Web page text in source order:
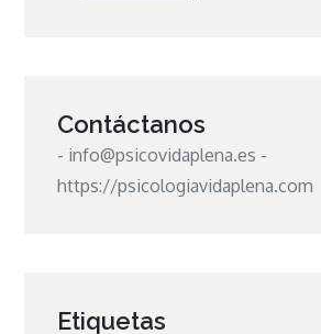
Contáctanos
- info@psicovidaplena.es -
https://psicologiavidaplena.com
Etiquetas